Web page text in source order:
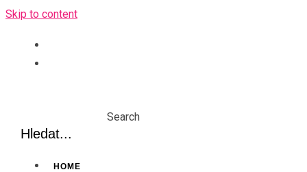
Skip to content
Search
HOME